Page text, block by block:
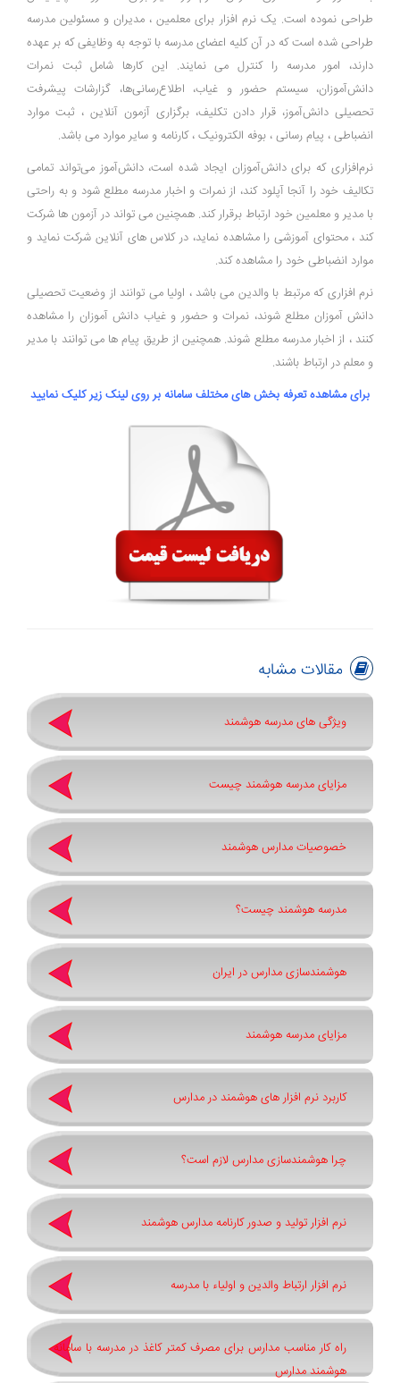
طراحی نموده است. یک نرم ‌افزار برای معلمین ، مدیران و مسئولین مدرسه
طراحی شده است که در آن کلیه اعضای مدرسه با توجه به وظایفی که بر عهده
دارند، امور مدرسه را کنترل می نمایند. این کارها شامل ثبت نمرات
دانش‌آموزان، سیستم حضور و غیاب، اطلاع‌رسانی‌ها، گزارشات پیشرفت
تحصیلی دانش‌آموز، قرار دادن تکلیف، برگزاری آزمون آنلاین ، ثبت موارد
انضباطی ، پیام رسانی ، بوفه الکترونیک ، کارنامه و سایر موارد می باشد.
نرم‌افزاری که برای دانش‌آموزان ایجاد شده است، دانش‌آموز می‌تواند تمامی
تکالیف خود را آنجا آپلود کند، از نمرات و اخبار مدرسه مطلع شود و به راحتی
با مدیر و معلمین خود ارتباط برقرار کند. همچنین می تواند در آزمون ها شرکت
کند ، محتوای آموزشی را مشاهده نماید، در کلاس های آنلاین شرکت نماید و
موارد انضباطی خود را مشاهده کند.
نرم افزاری که مرتبط با والدین می باشد ، اولیا می توانند از وضعیت تحصیلی
دانش آموزان مطلع شوند، نمرات و حضور و غیاب دانش آموزان را مشاهده
کنند ، از اخبار مدرسه مطلع شوند. همچنین از طریق پیام ها می توانند با مدیر
و معلم در ارتباط باشند.
برای مشاهده تعرفه بخش های مختلف سامانه بر روی لینک زیر کلیک نمایید
مقالات مشابه
ویژگی های مدرسه هوشمند
مزایای مدرسه هوشمند چیست
خصوصیات مدارس هوشمند
مدرسه هوشمند چیست؟
هوشمندسازی مدارس در ایران
مزایای مدرسه هوشمند
کاربرد نرم افزار های هوشمند در مدارس
چرا هوشمندسازی مدارس لازم است؟
نرم افزار تولید و صدور کارنامه مدارس هوشمند
نرم افزار ارتباط والدین و اولیاء با مدرسه
راه کار مناسب مدارس برای مصرف کمتر کاغذ در مدرسه با سامانه
هوشمند مدارس